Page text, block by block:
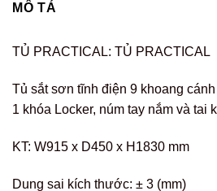
MÔ TẢ
TỦ PRACTICAL: TỦ PRACTICAL
Tủ sắt sơn tĩnh điện 9 khoang
1 khóa Locker, núm tay nắm và tai
KT: W915 x D450 x H1830 mm
Dung sai kích thước: ± 3 (mm)